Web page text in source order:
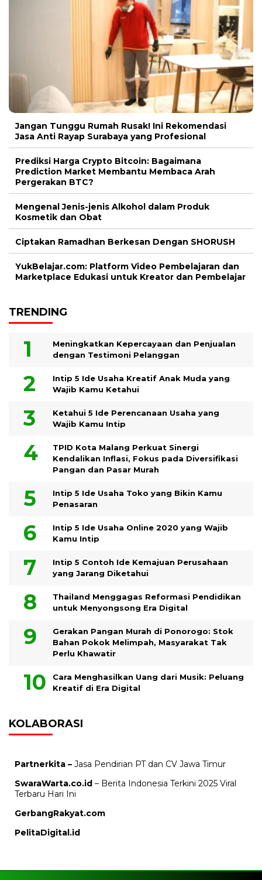
Jangan Tunggu Rumah Rusak! Ini Rekomendasi
Jasa Anti Rayap Surabaya yang Profesional
Prediksi Harga Crypto Bitcoin: Bagaimana
Prediction Market Membantu Membaca Arah
Pergerakan BTC?
Mengenal Jenis-jenis Alkohol dalam Produk
Kosmetik dan Obat
Ciptakan Ramadhan Berkesan Dengan SHORUSH
YukBelajar.com: Platform Video Pembelajaran dan
Marketplace Edukasi untuk Kreator dan Pembelajar
TRENDING
Meningkatkan Kepercayaan dan Penjualan
dengan Testimoni Pelanggan
Intip 5 Ide Usaha Kreatif Anak Muda yang
Wajib Kamu Ketahui
Ketahui 5 Ide Perencanaan Usaha yang
Wajib Kamu Intip
TPID Kota Malang Perkuat Sinergi
Kendalikan Inflasi, Fokus pada Diversifikasi
Pangan dan Pasar Murah
Intip 5 Ide Usaha Toko yang Bikin Kamu
Penasaran
Intip 5 Ide Usaha Online 2020 yang Wajib
Kamu Intip
Intip 5 Contoh Ide Kemajuan Perusahaan
yang Jarang Diketahui
Thailand Menggagas Reformasi Pendidikan
untuk Menyongsong Era Digital
Gerakan Pangan Murah di Ponorogo: Stok
Bahan Pokok Melimpah, Masyarakat Tak
Perlu Khawatir
Cara Menghasilkan Uang dari Musik: Peluang
Kreatif di Era Digital
KOLABORASI
Partnerkita – Jasa Pendirian PT dan CV Jawa Timur
SwaraWarta.co.id – Berita Indonesia Terkini 2025 Viral
Terbaru Hari Ini
GerbangRakyat.com
PelitaDigital.id